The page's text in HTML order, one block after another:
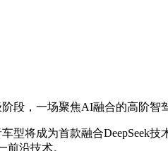
，一场聚焦AI融合的高阶智驾
将成为首款融合DeepSeek技
沿技术。